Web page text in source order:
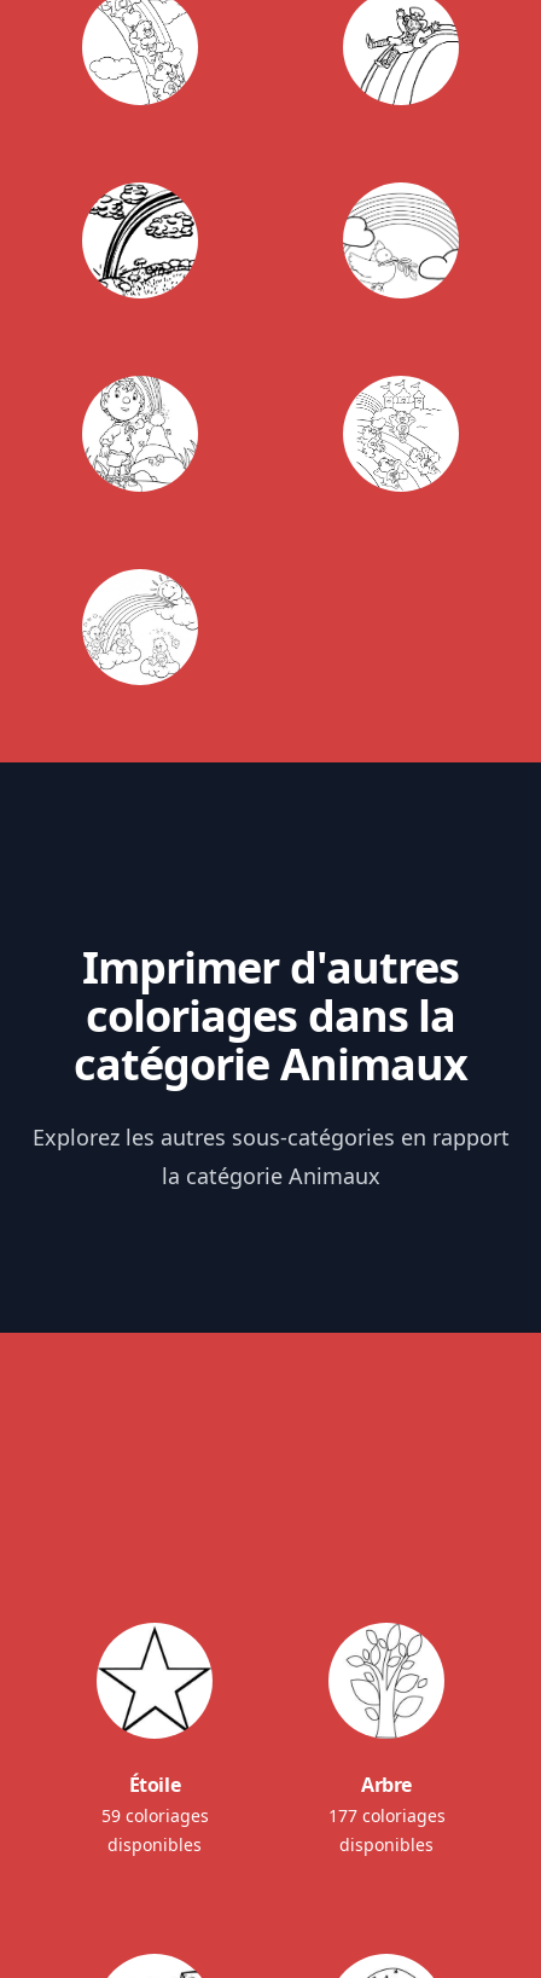
Imprimer d'autres
coloriages dans la
catégorie Animaux
Explorez les autres sous-catégories en rapport
la catégorie Animaux
Étoile
59 coloriages
disponibles
Arbre
177 coloriages
disponibles